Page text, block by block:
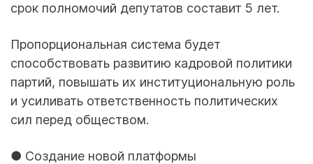
срок полномочий депутатов составит 5 лет.
Пропорциональная система будет
способствовать развитию кадровой политики
партий, повышать их институциональную роль
и усиливать ответственность политических
сил перед обществом.
● Создание новой платформы